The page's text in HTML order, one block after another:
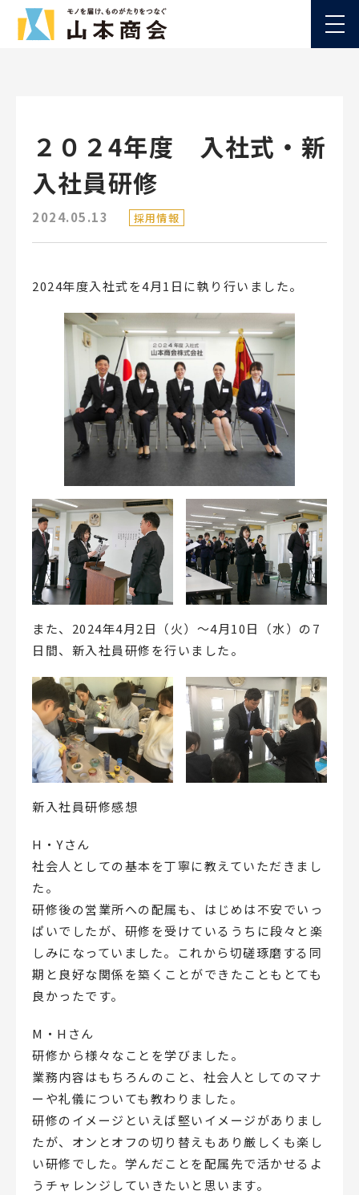
２０２4年度 入社式・新
入社員研修
2024.05.13 採用情報
2024年度入社式を4月1日に執り行いました。
また、2024年4月2日（火）～4月10日（水）の7
日間、新入社員研修を行いました。
新入社員研修感想
H・Yさん
社会人としての基本を丁寧に教えていただきまし
た。
研修後の営業所への配属も、はじめは不安でいっ
ぱいでしたが、研修を受けているうちに段々と楽
しみになっていました。これから切磋琢磨する同
期と良好な関係を築くことができたこともとても
良かったです。
M・Hさん
研修から様々なことを学びました。
業務内容はもちろんのこと、社会人としてのマナ
ーや礼儀についても教わりました。
研修のイメージといえば堅いイメージがありまし
たが、オンとオフの切り替えもあり厳しくも楽し
い研修でした。学んだことを配属先で活かせるよ
うチャレンジしていきたいと思います。